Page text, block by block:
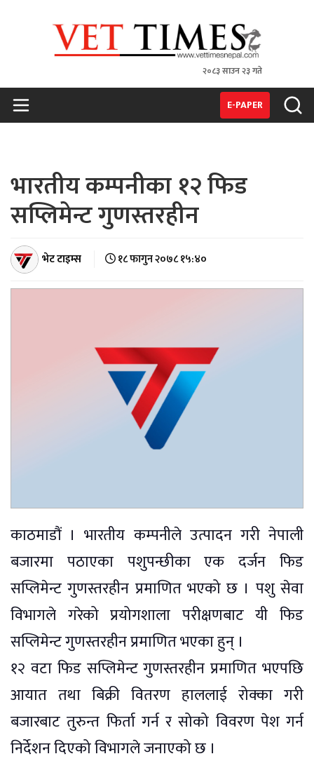
२०८३ साउन २३ गते
E-PAPER
भारतीय कम्पनीका १२ फिड
सप्लिमेन्ट गुणस्तरहीन
भेट टाइम्स १८ फागुन २०७८ १५:४०
काठमाडौं । भारतीय कम्पनीले उत्पादन गरी नेपाली
बजारमा पठाएका पशुपन्छीका एक दर्जन फिड
सप्लिमेन्ट गुणस्तरहीन प्रमाणित भएको छ । पशु सेवा
विभागले गरेको प्रयोगशाला परीक्षणबाट यी फिड
सप्लिमेन्ट गुणस्तरहीन प्रमाणित भएका हुन् ।
१२ वटा फिड सप्लिमेन्ट गुणस्तरहीन प्रमाणित भएपछि
आयात तथा बिक्री वितरण हाललाई रोक्का गरी
बजारबाट तुरुन्त फिर्ता गर्न र सोको विवरण पेश गर्न
निर्देशन दिएको विभागले जनाएको छ ।